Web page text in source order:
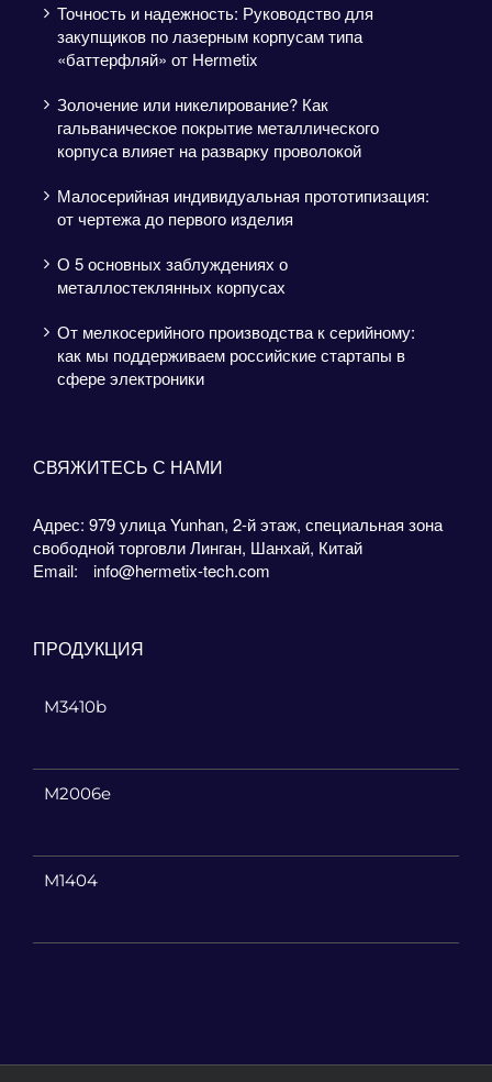
Точность и надежность: Руководство для
закупщиков по лазерным корпусам типа
«баттерфляй» от Hermetix
Золочение или никелирование? Как
гальваническое покрытие металлического
корпуса влияет на разварку проволокой
Малосерийная индивидуальная прототипизация:
от чертежа до первого изделия
О 5 основных заблуждениях о
металлостеклянных корпусах
От мелкосерийного производства к серийному:
как мы поддерживаем российские стартапы в
сфере электроники
СВЯЖИТЕСЬ С НАМИ
Адрес: 979 улица Yunhan, 2-й этаж, специальная зона
свободной торговли Линган, Шанхай, Китай
Email:
info@hermetix-tech.com
ПРОДУКЦИЯ
M3410b
M2006e
M1404